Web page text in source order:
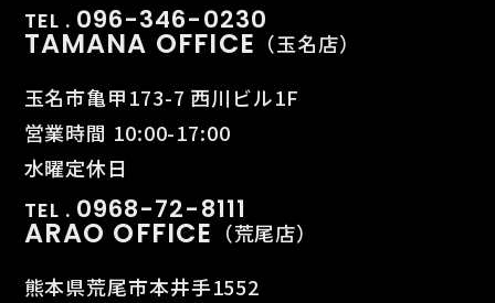
TEL . 096-346-0230
TAMANA OFFICE （玉名店）
玉名市亀甲173-7 西川ビル1F
営業時間 10:00-17:00
水曜定休日
TEL . 0968-72-8111
ARAO OFFICE （荒尾店）
熊本県荒尾市本井手1552